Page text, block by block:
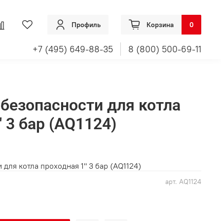
Профиль Корзина 0
+7 (495) 649-88-35 8 (800) 500-69-11
арт. AQ1124
для котла
бар (AQ1124)
котла проходная 1" 3 бар (AQ1124)